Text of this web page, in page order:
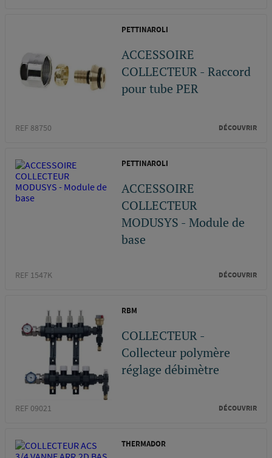
PETTINAROLI
ACCESSOIRE
COLLECTEUR - Raccord
pour tube PER
REF 88750 DÉCOUVRIR
PETTINAROLI
ACCESSOIRE
COLLECTEUR
MODUSYS - Module de
base
REF 1547K DÉCOUVRIR
RBM
COLLECTEUR -
Collecteur polymère
réglage débimètre
REF 09021 DÉCOUVRIR
THERMADOR